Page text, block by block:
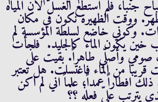
فلم استطع الغسل لأن المياه
ووقت الظهيرة نكون في مكان
وكوني خاضع لسلطة المؤسسة لم
خين يكون الماء كالجليد. فلجأت
صومي وأصلّي طاهراً. بقيت على
من الماء فاغتسلت. هل تعتبر
افطاراً عمداً؛ علماً اني لم اكن
يترتب عليّ فعله ؟؟